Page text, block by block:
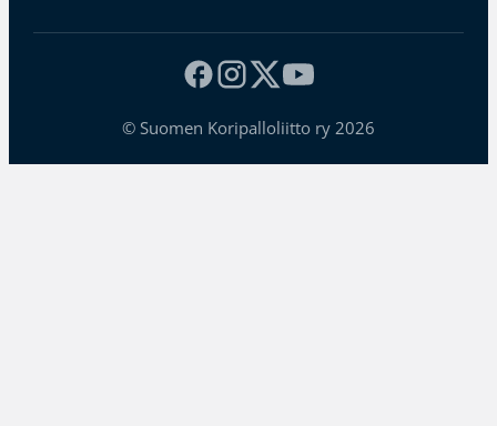
© Suomen Koripalloliitto ry 2026